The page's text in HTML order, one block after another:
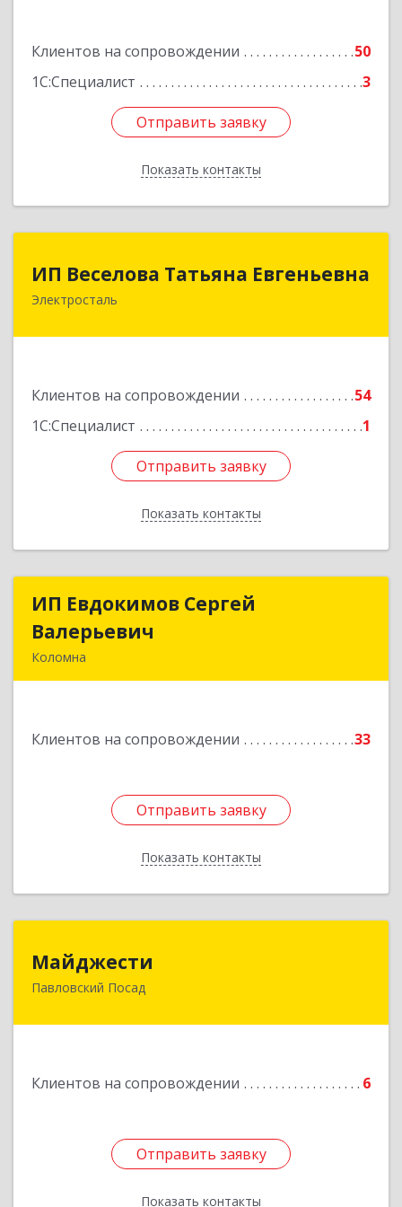
Клиентов на сопровождении
50
1С:Специалист
3
Отправить заявку
Показать контакты
Отправить заявку
Назад
ИП Веселова Татьяна Евгеньевна
Электросталь
Клиентов на сопровождении
54
1С:Специалист
1
Отправить заявку
Показать контакты
144000, Московская обл, Электросталь г,
Отправить заявку
Назад
ИП Евдокимов Сергей
Валерьевич
Коломна
Клиентов на сопровождении 33
Отправить заявку
Показать контакты
ИП Евдокимов Сергей
Подробнее
Отправить заявку
Назад
Майджести
Павловский Посад
Клиентов на сопровождении 6
Отправить заявку
Показать контакты
142502, Московская обл, Павлово-Посадский р-
Подробнее
Отправить заявку
Назад